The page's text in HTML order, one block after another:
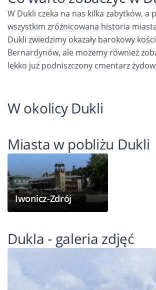
W Dukli czeka na nas kilka zabytków, a
wszystkim zróżnicowana historia
Dukli zwiedzimy okazały barokowy
Bernardynów, ale możemy również
lekko już podniszczony cmentarz
W okolicy Dukli
Miasta w pobliżu Dukli
Iwonicz-Zdrój
Dukla - galeria zdjęć